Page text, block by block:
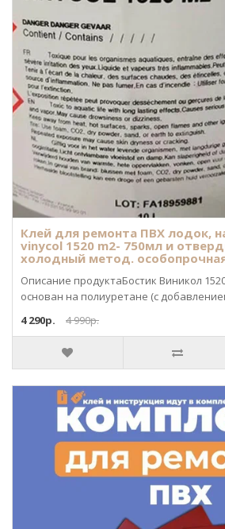
Клей для ремонта ПВХ лодок,
vinycol 1520 m2- 750мл и
холодный метод.
Описание продуктаБостик Виникол
основан на полиуретане (с
4 290р.
4 990р.